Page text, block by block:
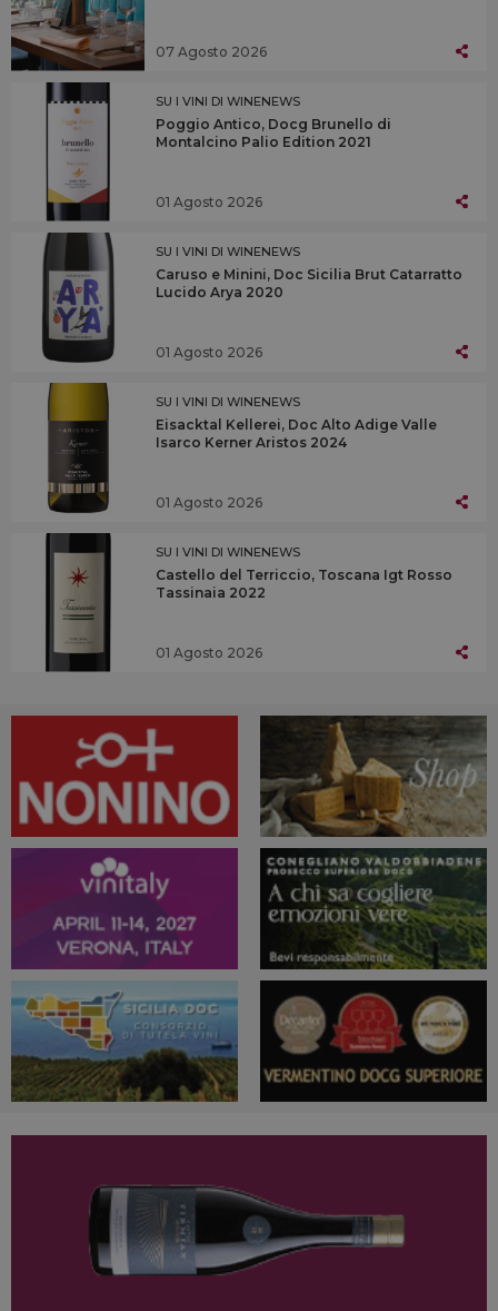
07 Agosto 2026
SU I VINI DI WINENEWS
Poggio Antico, Docg Brunello di
Montalcino Palio Edition 2021
01 Agosto 2026
SU I VINI DI WINENEWS
Caruso e Minini, Doc Sicilia Brut Catarratto
Lucido Arya 2020
01 Agosto 2026
SU I VINI DI WINENEWS
Eisacktal Kellerei, Doc Alto Adige Valle
Isarco Kerner Aristos 2024
01 Agosto 2026
SU I VINI DI WINENEWS
Castello del Terriccio, Toscana Igt Rosso
Tassinaia 2022
01 Agosto 2026